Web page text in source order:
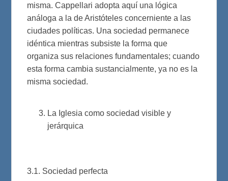
misma. Cappellari adopta aquí una lógica
análoga a la de Aristóteles concerniente a las
ciudades políticas. Una sociedad permanece
idéntica mientras subsiste la forma que
organiza sus relaciones fundamentales; cuando
esta forma cambia sustancialmente, ya no es la
misma sociedad.
La Iglesia como sociedad visible y
jerárquica
3.1. Sociedad perfecta